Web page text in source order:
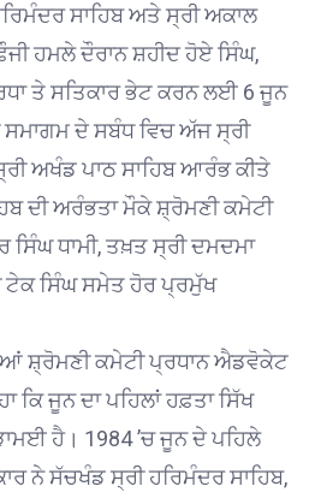
ਸਾਹਿਬ ਅਤੇ ਸ੍ਰੀ ਅਕਾਲ
ਹਮਲੇ ਦੌਰਾਨ ਸ਼ਹੀਦ ਹੋਏ ਸਿੰਘ,
ਤੇ ਸਤਿਕਾਰ ਭੇਟ ਕਰਨ ਲਈ 6 ਜੂਨ
ਸਮਾਗਮ ਦੇ ਸਬੰਧ ਵਿਚ ਅੱਜ ਸ੍ਰੀ
ਅਖੰਡ ਪਾਠ ਸਾਹਿਬ ਆਰੰਭ ਕੀਤੇ
ਦੀ ਅਰੰਭਤਾ ਮੌਕੇ ਸ਼੍ਰੋਮਣੀ ਕਮੇਟੀ
ਧਾਮੀ, ਤਖ਼ਤ ਸ੍ਰੀ ਦਮਦਮਾ
ਟੇਕ ਸਿੰਘ ਸਮੇਤ ਹੋਰ ਪ੍ਰਮੁੱਖ
ਸ਼੍ਰੋਮਣੀ ਕਮੇਟੀ ਪ੍ਰਧਾਨ ਐਡਵੋਕੇਟ
ਕਿ ਜੂਨ ਦਾ ਪਹਿਲਾਂ ਹਫ਼ਤਾ ਸਿੱਖ
ਹੈ। 1984 ’ਚ ਜੂਨ ਦੇ ਪਹਿਲੇ
ਨੇ ਸੱਚਖੰਡ ਸ੍ਰੀ ਹਰਿਮੰਦਰ ਸਾਹਿਬ,